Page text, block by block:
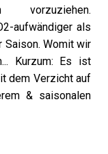
vorzuziehen.
aufwändiger als
Saison. Womit wir
Kurzum: Es ist
dem Verzicht auf
& saisonalen